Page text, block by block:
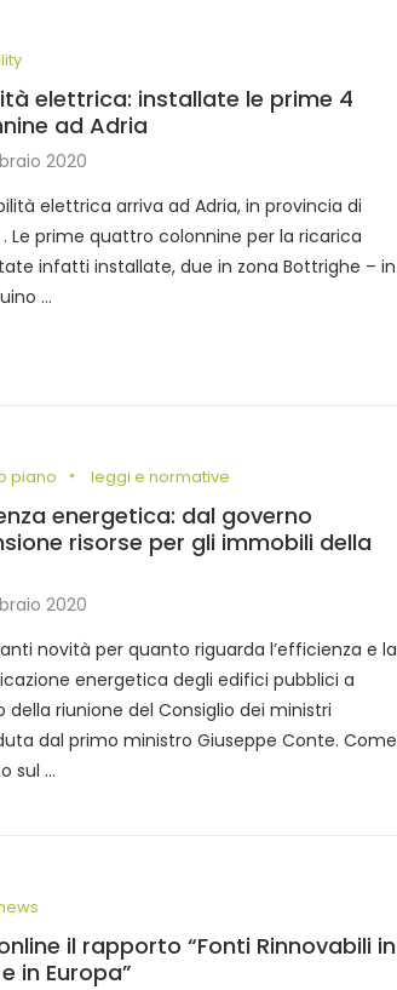
elettrica: installate le prime 4
ad Adria
2020
elettrica arriva ad Adria, in provincia di
. Le prime quattro colonnine per la ricarica
infatti installate, due in zona Bottrighe – in
…
piano leggi e normative
energetica: dal governo
risorse per gli immobili della
2020
novità per quanto riguarda l’efficienza e la
energetica degli edifici pubblici a
della riunione del Consiglio dei ministri
dal primo ministro Giuseppe Conte. Come
sul …
online il rapporto “Fonti Rinnovabili in
in Europa”